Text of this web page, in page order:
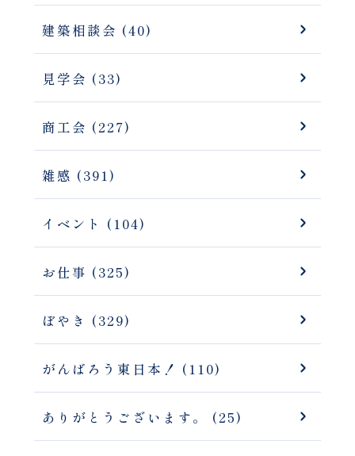
建築相談会 (40)
見学会 (33)
商工会 (227)
雑感 (391)
イベント (104)
お仕事 (325)
ぼやき (329)
がんばろう東日本！ (110)
ありがとうございます。 (25)